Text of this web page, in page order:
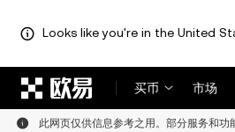
Looks like you're in the United
买币
市场
此网页仅供信息参考之用。部分服务和功